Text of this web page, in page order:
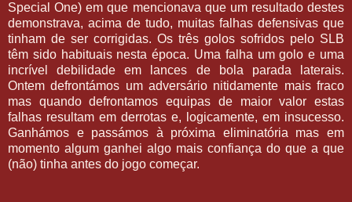
Special One) em que mencionava que um resultado destes
demonstrava, acima de tudo, muitas falhas defensivas que
tinham de ser corrigidas. Os três golos sofridos pelo SLB
têm sido habituais nesta época. Uma falha um golo e uma
incrível debilidade em lances de bola parada laterais.
Ontem defrontámos um adversário nitidamente mais fraco
mas quando defrontamos equipas de maior valor estas
falhas resultam em derrotas e, logicamente, em insucesso.
Ganhámos e passámos à próxima eliminatória mas em
momento algum ganhei algo mais confiança do que a que
(não) tinha antes do jogo começar.